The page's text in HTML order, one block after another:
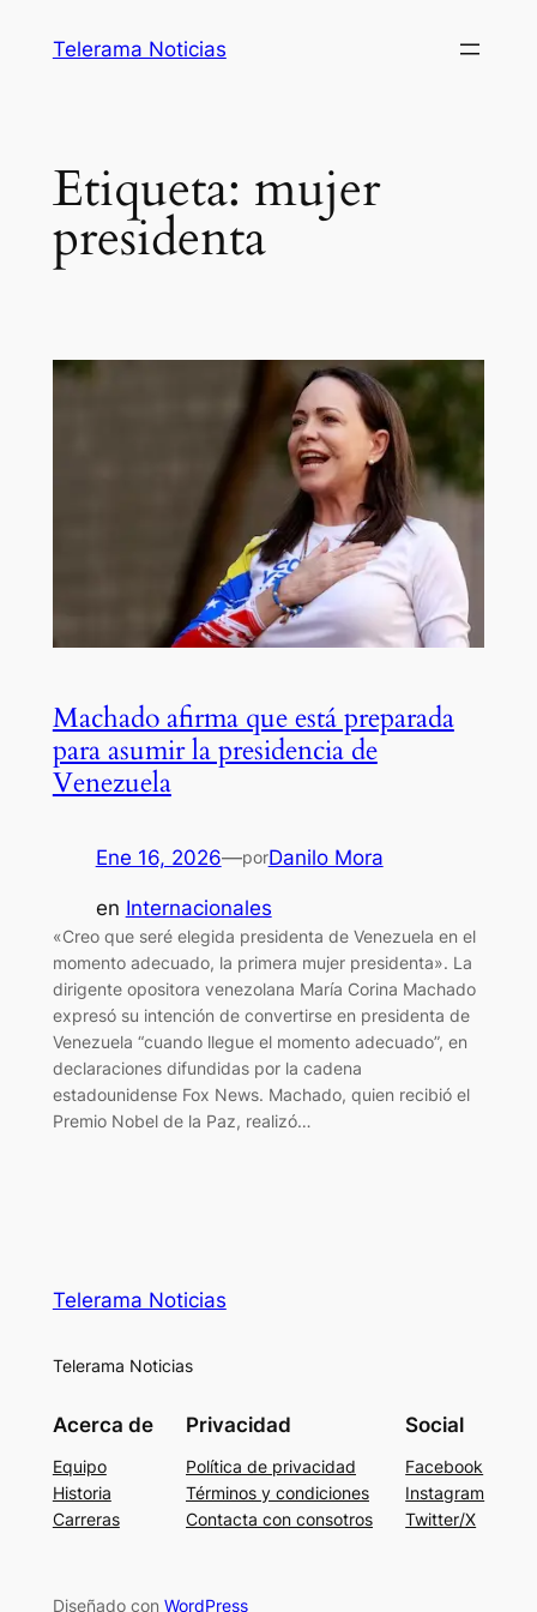
Telerama Noticias
Etiqueta: mujer
presidenta
Machado afirma que está preparada
para asumir la presidencia de
Venezuela
Ene 16, 2026—porDanilo Mora
en Internacionales
«Creo que seré elegida presidenta de Venezuela en el
momento adecuado, la primera mujer presidenta». La
dirigente opositora venezolana María Corina Machado
expresó su intención de convertirse en presidenta de
Venezuela “cuando llegue el momento adecuado”, en
declaraciones difundidas por la cadena
estadounidense Fox News. Machado, quien recibió el
Premio Nobel de la Paz, realizó…
Telerama Noticias
Telerama Noticias
Acerca de
Equipo
Historia
Carreras
Privacidad
Política de privacidad
Términos y condiciones
Contacta con consotros
Social
Facebook
Instagram
Twitter/X
Diseñado con WordPress